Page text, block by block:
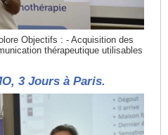
Objectifs : - Acquisition des
thérapeutique utilisables
3 Jours à Paris.